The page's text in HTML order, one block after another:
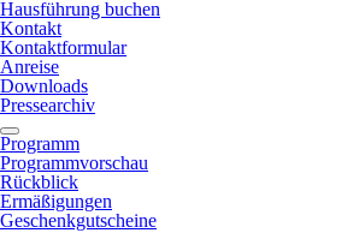
Hausführung buchen
Kontakt
Kontaktformular
Anreise
Downloads
Pressearchiv
Programm
Programmvorschau
Rückblick
Ermäßigungen
Geschenkgutscheine